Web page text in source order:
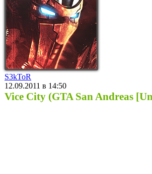
S3kToR
12.09.2011 в 14:50
Vice City (GTA San Andreas